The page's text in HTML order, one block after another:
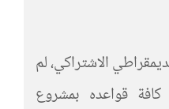
الاشتراكي، لم
قواعده بمشروع